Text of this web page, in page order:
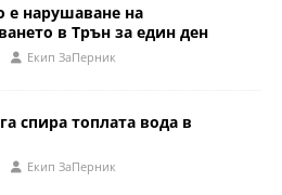
е нарушаване на
в Трън за един ден
Eкип ЗаПерник
спира топлата вода в
Eкип ЗаПерник